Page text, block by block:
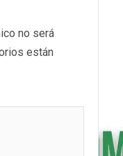
no será
están